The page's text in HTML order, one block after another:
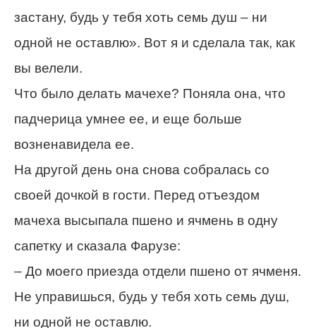
застану, будь у тебя хоть семь душ – ни
одной не оставлю». Вот я и сделала так, как
вы велели.
Что было делать мачехе? Поняла она, что
падчерица умнее ее, и еще больше
возненавидела ее.
На другой день она снова собралась со
своей дочкой в гости. Перед отъездом
мачеха высыпала пшено и ячмень в одну
сапетку и сказала Фарузе:
– До моего приезда отдели пшено от ячменя.
Не управишься, будь у тебя хоть семь душ,
ни одной не оставлю.